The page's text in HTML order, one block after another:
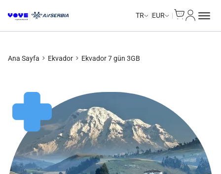
TR EUR
Ana Sayfa Ekvador Ekvador 7 gün 3GB